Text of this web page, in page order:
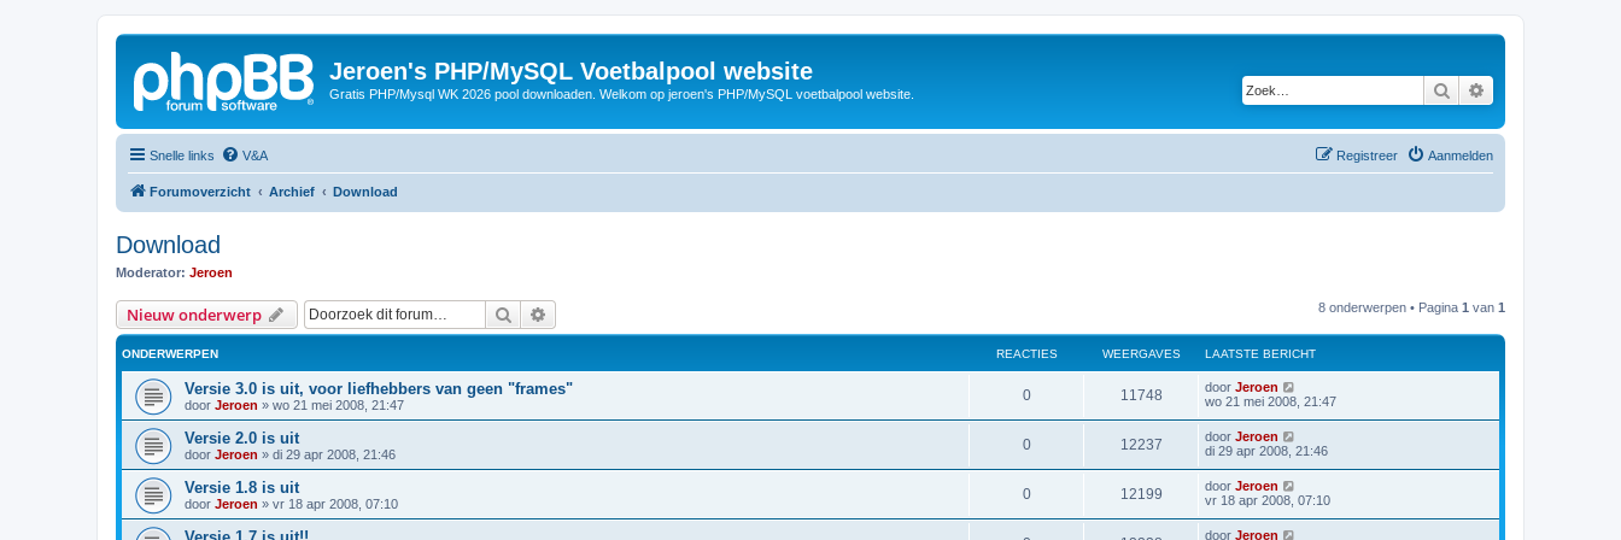
Jeroen's PHP/MySQL Voetbalpool website
Gratis PHP/Mysql WK 2026 pool downloaden. Welkom op jeroen's PHP/MySQL voetbalpool website. Zoek
Snelle links V&A Aanmelden
Registreer
Forumoverzicht Archief Download
Download
Moderator: Jeroen
Nieuw onderwerp Zoek 8 onderwerpen • Pagina 1 van 1
ONDERWERPEN REACTIES WEERGAVES LAATSTE BERICHT
Versie 3.0 is uit, voor liefhebbers van geen "frames"
door Jeroen » wo 21 mei 2008, 21:47
0R
e
c
t
11748W
e
r
g
L
a
s
t
e
b
e
r
door Jeroen
wo 21 mei 2008, 21:47
Versie 2.0 is uit
door Jeroen » di 29 apr 2008, 21:46
0R
e
12237W
e
L
a
s
t
e
b
door Jeroen
di 29 apr 2008, 21:46
Versie 1.8 is uit
door Jeroen » vr 18 apr 2008, 07:10
0R
e
12199W
e
L
a
door Jeroen
vr 18 apr 2008, 07:10
L
door Jeroen